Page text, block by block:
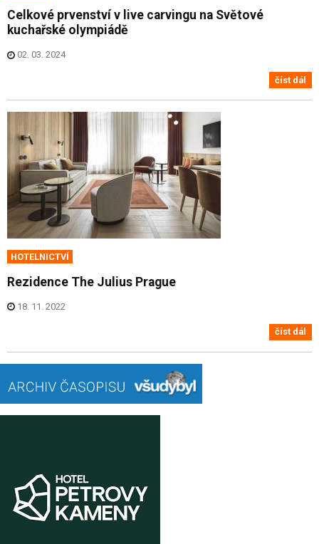
Celkové prvenství v live carvingu na Světové
kuchařské olympiádě
02. 03. 2024
číst dál
HOTELNICTVÍ
Rezidence The Julius Prague
18. 11. 2022
číst dál